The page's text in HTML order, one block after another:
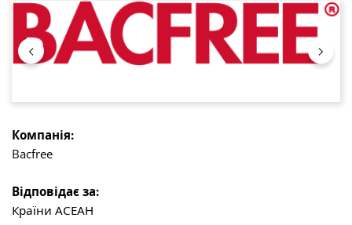
Пропустити галерею зображень
Компанія:
Bacfree
Відповідає за:
Країни АСЕАН